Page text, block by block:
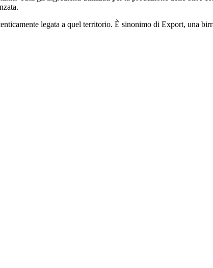
legata a quel territorio. È sinonimo di Export, una